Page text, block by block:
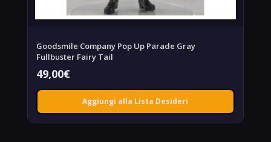
Goodsmile Company Pop Up Parade Gray
Fullbuster Fairy Tail
49,00€
Aggiungi alla Lista Desideri